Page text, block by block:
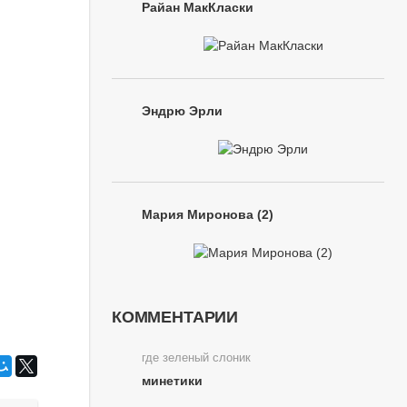
Райан МакКласки
Эндрю Эрли
Мария Миронова (2)
КОММЕНТАРИИ
где зеленый слоник
минетики